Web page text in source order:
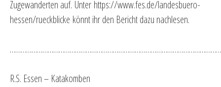
Zugewanderten auf. Unter https://www.fes.de/landesbuero-
hessen/rueckblicke könnt ihr den Bericht dazu nachlesen.
R.S. Essen – Katakomben